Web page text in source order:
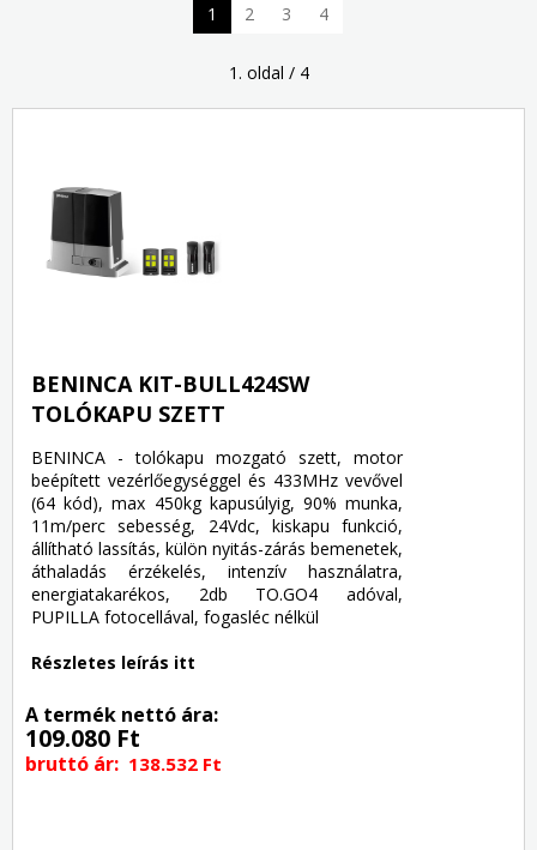
1 2 3 4
1. oldal / 4
BENINCA KIT-BULL424SW
TOLÓKAPU SZETT
BENINCA - tolókapu mozgató szett, motor
beépített vezérlőegységgel és 433MHz vevővel
(64 kód), max 450kg kapusúlyig, 90% munka,
11m/perc sebesség, 24Vdc, kiskapu funkció,
állítható lassítás, külön nyitás-zárás bemenetek,
áthaladás érzékelés, intenzív használatra,
energiatakarékos, 2db TO.GO4 adóval,
PUPILLA fotocellával, fogasléc nélkül
Részletes leírás itt
A termék nettó ára:
109.080 Ft
bruttó ár: 138.532 Ft